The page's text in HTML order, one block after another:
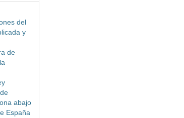
del
y
de
abajo
España